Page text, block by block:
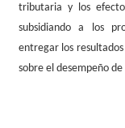
tributaria y los
subsidiando a los
entregar los
sobre el desempeño